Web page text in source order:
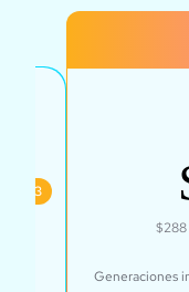
$43
$288
Generaciones